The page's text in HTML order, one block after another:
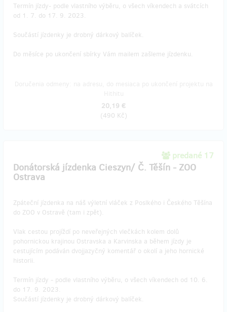
Termín jízdy- podle vlastního výběru, o všech víkendech a svátcích
od 1. 7. do 17. 9. 2023.
Součástí jízdenky je drobný dárkový balíček.
Do měsíce po ukončení sbírky Vám mailem zašleme jízdenku.
20,19 €
(490 Kč)
predané 17
Donátorská jízdenka Cieszyn/ Č. Těšín - ZOO
Ostrava
Zpáteční jízdenka na náš výletní vláček z Poslkého i Českého Těšína
do ZOO v Ostravě (tam i zpět).
Vlak cestou projíždí po neveřejných vlečkách kolem dolů
pohornickou krajinou Ostravska a Karvinska a během jízdy je
cestujícím podáván dvojjazyčný komentář o okolí a jeho hornické
historii.
Termín jízdy - podle vlastního výběru, o všech víkendech od 10. 6.
do 17. 9. 2023.
Součástí jízdenky je drobný dárkový balíček.